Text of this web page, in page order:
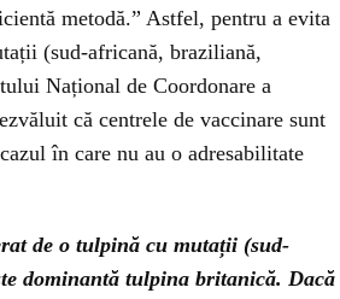
metodă.” Astfel, pentru a evita
(sud-africană, braziliană,
Național de Coordonare a
că centrele de vaccinare sunt
în care nu au o adresabilitate
de o tulpină cu mutații (sud-
dominantă tulpina britanică. Dacă